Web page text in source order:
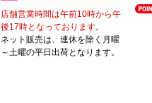
店舗営業時間は午前10時から午
後17時となっております。
ネット販売は、連休を除く月曜
～土曜の平日出荷となります。